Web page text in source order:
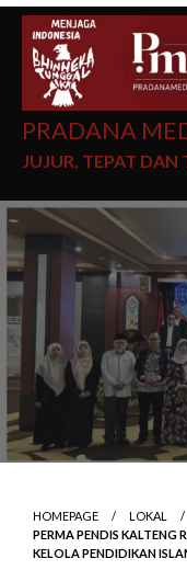
PRADANA
JUJUR, TEPAT DAN
HOMEPAGE
LOKAL
PERMA PENDIS KALTENG
KELOLA PENDIDIKAN